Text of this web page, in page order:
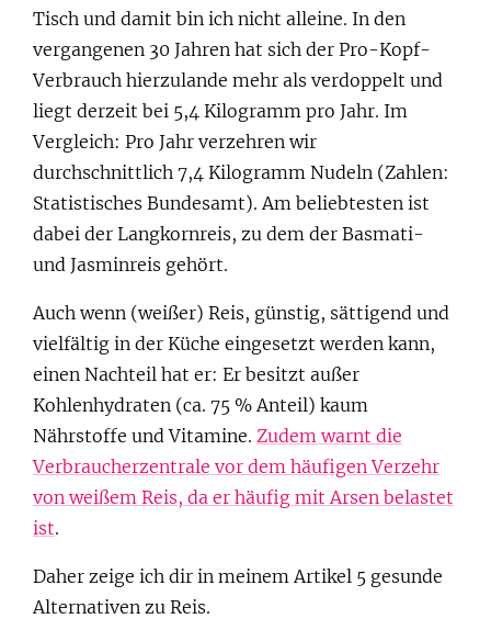
Tisch und damit bin ich nicht alleine. In den
vergangenen 30 Jahren hat sich der Pro-Kopf-
Verbrauch hierzulande mehr als verdoppelt und
liegt derzeit bei 5,4 Kilogramm pro Jahr. Im
Vergleich: Pro Jahr verzehren wir
durchschnittlich 7,4 Kilogramm Nudeln (Zahlen:
Statistisches Bundesamt). Am beliebtesten ist
dabei der Langkornreis, zu dem der Basmati-
und Jasminreis gehört.
Auch wenn (weißer) Reis, günstig, sättigend und
vielfältig in der Küche eingesetzt werden kann,
einen Nachteil hat er: Er besitzt außer
Kohlenhydraten (ca. 75 % Anteil) kaum
Nährstoffe und Vitamine. Zudem warnt die
Verbraucherzentrale vor dem häufigen Verzehr
von weißem Reis, da er häufig mit Arsen belastet
ist.
Daher zeige ich dir in meinem Artikel 5 gesunde
Alternativen zu Reis.